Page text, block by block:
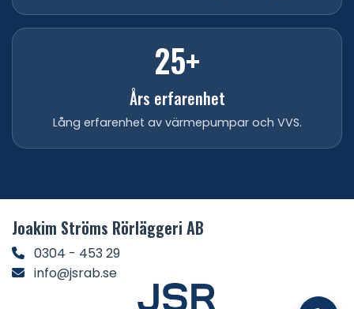
25+
Års erfarenhet
Lång erfarenhet av värmepumpar och VVS.
Joakim Ströms Rörläggeri AB
0304 - 453 29
info@jsrab.se